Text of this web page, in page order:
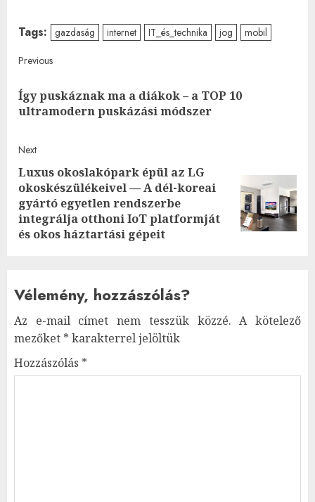
Tags: gazdaság internet IT_és_technika jog mobil
Post
navigation
Previous
Így puskáznak ma a diákok – a TOP 10
ultramodern puskázási módszer
Next
Next
post:
Luxus okoslakópark épül az LG
okoskészülékeivel — A dél-koreai
gyártó egyetlen rendszerbe
integrálja otthoni IoT platformját
és okos háztartási gépeit
Vélemény, hozzászólás?
Az e-mail címet nem tesszük közzé. A kötelező
mezőket * karakterrel jelöltük
Hozzászólás *